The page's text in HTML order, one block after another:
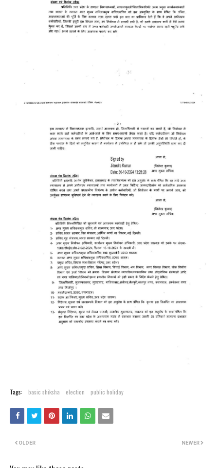
Tags: basic shiksha election public holiday
NEWER
OLDER